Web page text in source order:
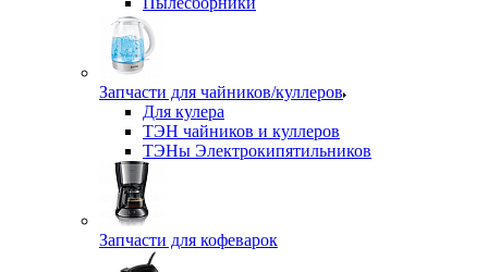
Запчасти для чайников/куллеров
Для кулера
ТЭН чайников и куллеров
ТЭНы Электрокипятильников
Запчасти для кофеварок